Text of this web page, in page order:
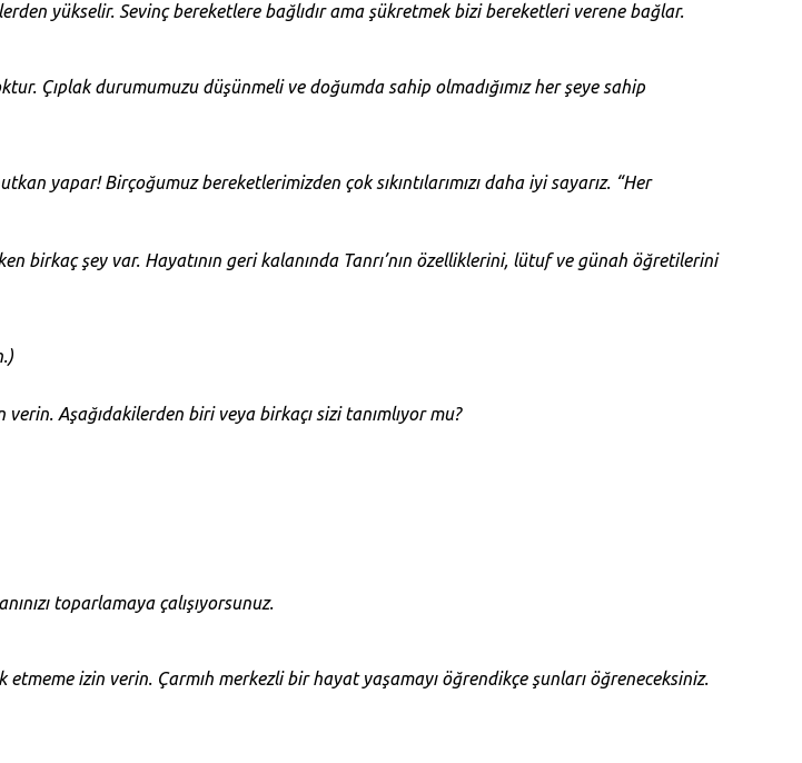
yükselir. Sevinç bereketlere bağlıdır ama şükretmek bizi bereketleri verene bağlar.
Çıplak durumumuzu düşünmeli ve doğumda sahip olmadığımız her şeye sahip
yapar! Birçoğumuz bereketlerimizden çok sıkıntılarımızı daha iyi sayarız. “Her
birkaç şey var. Hayatının geri kalanında Tanrı’nın özelliklerini, lütuf ve günah öğretilerini
Aşağıdakilerden biri veya birkaçı sizi tanımlıyor mu?
toparlamaya çalışıyorsunuz.
izin verin. Çarmıh merkezli bir hayat yaşamayı öğrendikçe şunları öğreneceksiniz.